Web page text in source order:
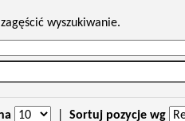
wyszukiwanie.
Sortuj pozycje wg